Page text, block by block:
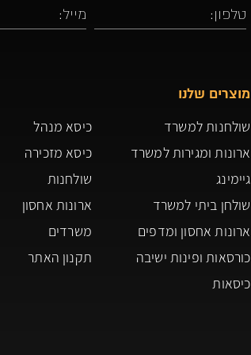
מוצרים שלנו
שולחנות למשרד
ארונות ומגירות למשרד
גיימינג
שולחן ביתי למשרד
ארונות אחסון ומדפים
כורסאות ופינות ישיבה
כיסאות
כיסא מנהל
כיסא מזכירה
שולחנות
ארונות אחסון
משרדים
תקנון האתר